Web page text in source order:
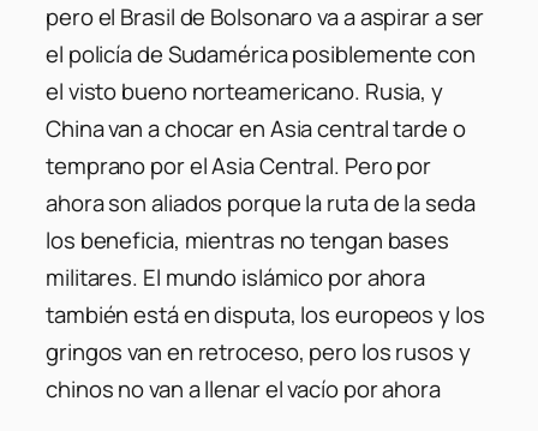
pero el Brasil de Bolsonaro va a aspirar a ser
el policía de Sudamérica posiblemente con
el visto bueno norteamericano. Rusia, y
China van a chocar en Asia central tarde o
temprano por el Asia Central. Pero por
ahora son aliados porque la ruta de la seda
los beneficia, mientras no tengan bases
militares. El mundo islámico por ahora
también está en disputa, los europeos y los
gringos van en retroceso, pero los rusos y
chinos no van a llenar el vacío por ahora